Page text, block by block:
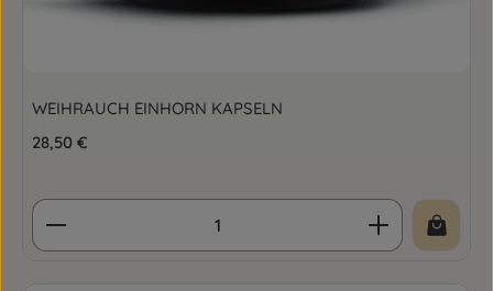
WEIHRAUCH EINHORN KAPSELN
Regulärer Preis:
28,50 €
Produkt Anzahl: Gib den gewünschten Wert